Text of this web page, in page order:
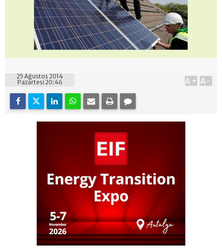
25 Ağustos 2014
Pazartesi 20:46
A+ A-